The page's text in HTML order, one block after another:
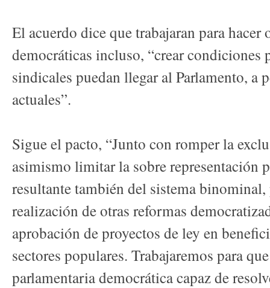
El acuerdo dice que trabajaran para hacer
democráticas incluso, “crear condiciones
sindicales puedan llegar al Parlamento, a
actuales”.
Sigue el pacto, “Junto con romper la
asimismo limitar la sobre representación
resultante también del sistema
realización de otras reformas
aprobación de proyectos de ley en
sectores populares. Trabajaremos para
parlamentaria democrática capaz de